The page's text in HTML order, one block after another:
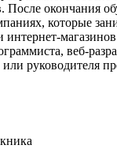
После окончания
которые
интернет-
веб-
руководителя